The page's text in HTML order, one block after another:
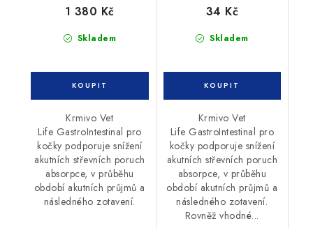
Skladem
1 380 Kč
Krmivo Vet
Life GastroIntestinal pro
kočky podporuje snížení
akutních střevních poruch
absorpce, v průběhu
období akutních průjmů a
následného zotavení.
Skladem
34 Kč
Krmivo Vet
Life GastroIntestinal pro
kočky podporuje snížení
akutních střevních poruch
absorpce, v průběhu
období akutních průjmů a
následného zotavení.
Rovněž vhodné...